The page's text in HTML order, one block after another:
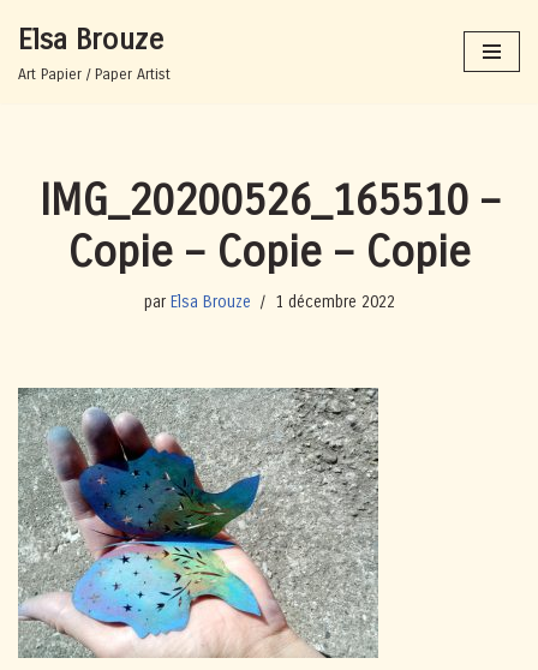
Aller
Elsa Brouze
Art Papier / Paper Artist
IMG_20200526_165510 –
Copie – Copie – Copie
par Elsa Brouze 1 décembre 2022